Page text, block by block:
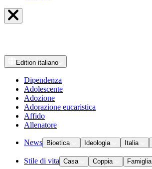
Edition italiano
Dipendenza
Adolescente
Adozione
Adorazione eucaristica
Affido
Allenatore
News Bioetica Ideologia Italia
Stile di vita Casa Coppia Famiglia